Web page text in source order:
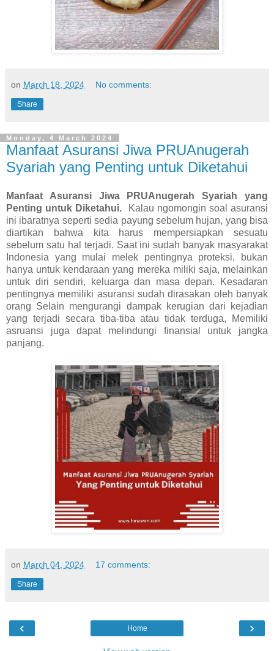
on March 18, 2024 No comments:
Share
Monday, 4 March 2024
Manfaat Asuransi Jiwa PRUAnugerah
Syariah yang Penting untuk Diketahui
Manfaat Asuransi Jiwa PRUAnugerah Syariah yang
Penting untuk Diketahui.
Kalau ngomongin soal asuransi
ini ibaratnya seperti sedia payung sebelum hujan, yang bisa
diartikan bahwa kita harus mempersiapkan sesuatu
sebelum satu hal terjadi. Saat ini sudah banyak masyarakat
Indonesia yang mulai melek pentingnya proteksi, bukan
hanya untuk kendaraan yang mereka miliki saja, melainkan
untuk diri sendiri, keluarga dan masa depan. Kesadaran
pentingnya memiliki asuransi sudah dirasakan oleh banyak
orang Selain mengurangi dampak kerugian dari kejadian
yang terjadi secara tiba-tiba atau tidak terduga, Memiliki
asruansi juga dapat melindungi finansial untuk jangka
panjang.
on March 04, 2024 17 comments:
Share
‹ ›
Home